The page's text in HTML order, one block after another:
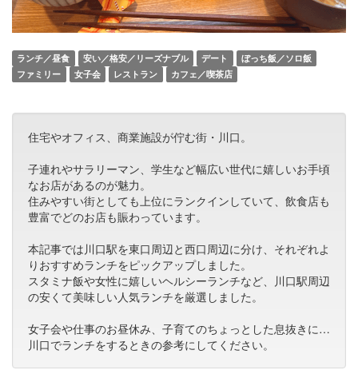
ランチ／昼食 安い／格安／リーズナブル デート
ぼっち飯／ソロ飯
ファミリー
女子会 レストラン カフェ／喫茶店
住宅やオフィス、商業施設が佇む街・川口。
子連れやサラリーマン、学生など幅広い世代に嬉しいお手頃
なお店があるのが魅力。
住みやすい街としても上位にランクインしていて、飲食店も
豊富でどのお店も賑わっています。
本記事では川口駅を東口周辺と西口周辺に分け、それぞれよ
りおすすめランチをピックアップしました。
スタミナ飯や女性に嬉しいヘルシーランチなど、川口駅周辺
の安くて美味しい人気ランチを厳選しました。
女子会や仕事のお昼休み、子育てのちょっとした息抜きに…
川口でランチをするときの参考にしてください。